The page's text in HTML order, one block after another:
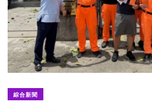
綜合新聞